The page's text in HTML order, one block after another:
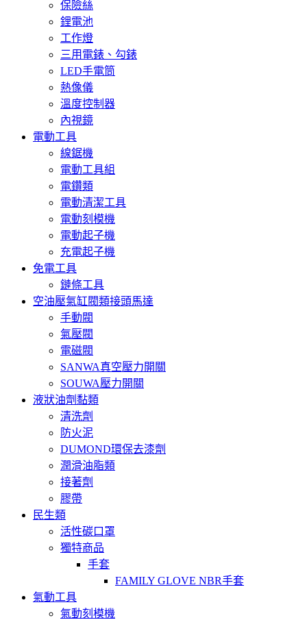
保險絲
鋰電池
工作燈
三用電錶、勾錶
LED手電筒
熱像儀
溫度控制器
內視鏡
電動工具
線鋸機
電動工具組
電鑽類
電動清潔工具
電動刻模機
電動起子機
充電起子機
免電工具
鏈條工具
空油壓氣缸閥類接頭馬達
手動閥
氣壓閥
電磁閥
SANWA真空壓力開關
SOUWA壓力開關
液狀油劑黏類
清洗劑
防火泥
DUMOND環保去漆劑
潤滑油脂類
接著劑
膠帶
民生類
活性碳口罩
獨特商品
手套
FAMILY GLOVE NBR手套
氣動工具
氣動刻模機